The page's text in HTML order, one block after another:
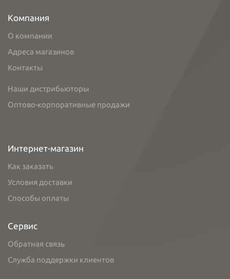
Компания
О компании
Адреса магазинов
Контакты
Наши дистрибьюторы
Оптово-корпоративные продажи
Интернет-магазин
Как заказать
Условия доставки
Способы оплаты
Сервис
Обратная связь
Служба поддержки клиентов